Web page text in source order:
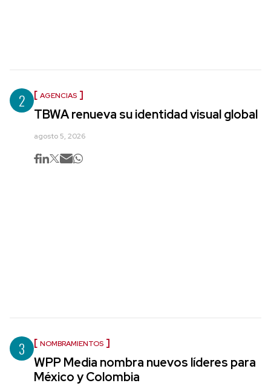
2 AGENCIAS
TBWA renueva su identidad visual global
agosto 5, 2026
3 NOMBRAMIENTOS
WPP Media nombra nuevos líderes para
México y Colombia